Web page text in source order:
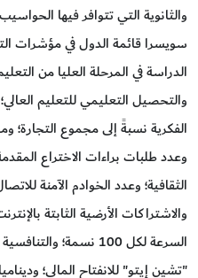
سويسرا قائمة الدول في مؤشرات
الدراسة في المرحلة العليا من
والتحصيل التعليمي للتعليم
الفكرية نسبةً إلى مجموع
وعدد طلبات براءات الاختراع
الثقافية؛ وعدد الخوادم الآمنة
والاشتراكات الأرضية الثابتة
السرعة لكل 100 نسمة؛
"تشين إيتو" للانفتاح المالي؛